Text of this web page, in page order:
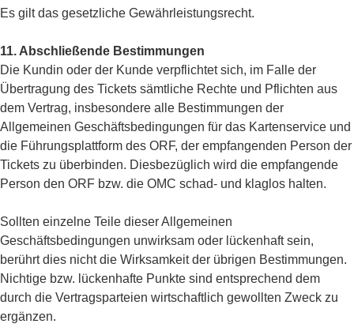
Es gilt das gesetzliche Gewährleistungsrecht.
11. Abschließende Bestimmungen
Die Kundin oder der Kunde verpflichtet sich, im Falle der
Übertragung des Tickets sämtliche Rechte und Pflichten aus
dem Vertrag, insbesondere alle Bestimmungen der
Allgemeinen Geschäftsbedingungen für das Kartenservice und
die Führungsplattform des ORF, der empfangenden Person der
Tickets zu überbinden. Diesbezüglich wird die empfangende
Person den ORF bzw. die OMC schad- und klaglos halten.
Sollten einzelne Teile dieser Allgemeinen
Geschäftsbedingungen unwirksam oder lückenhaft sein,
berührt dies nicht die Wirksamkeit der übrigen Bestimmungen.
Nichtige bzw. lückenhafte Punkte sind entsprechend dem
durch die Vertragsparteien wirtschaftlich gewollten Zweck zu
ergänzen.